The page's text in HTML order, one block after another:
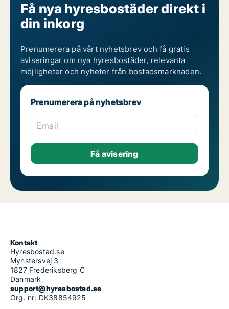
Få nya hyresbostäder direkt i
din inkorg
Prenumerera på vårt nyhetsbrev och få gratis
aviseringar om nya hyresbostäder, relevanta
möjligheter och nyheter från bostadsmarknaden.
Prenumerera på nyhetsbrev
Email
Kontakt
Hyresbostad.se
Mynstersvej 3
1827 Frederiksberg C
Danmark
support@hyresbostad.se
Org. nr: DK38854925